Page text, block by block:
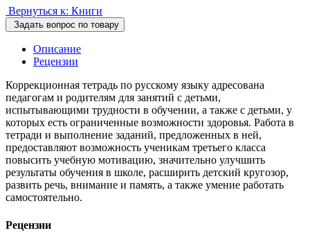
Вернуться к: Книги
Задать вопрос по товару
Описание
Рецензии
Коррекционная тетрадь по русскому языку адресована
педагогам и родителям для занятий с детьми,
испытывающими трудности в обучении, а также с детьми, у
которых есть ограниченные возможности здоровья. Работа в
тетради и выполнение заданий, предложенных в ней,
предоставляют возможность ученикам третьего класса
повысить учебную мотивацию, значительно улучшить
результаты обучения в школе, расширить детский кругозор,
развить речь, внимание и память, а также умение работать
самостоятельно.
Рецензии